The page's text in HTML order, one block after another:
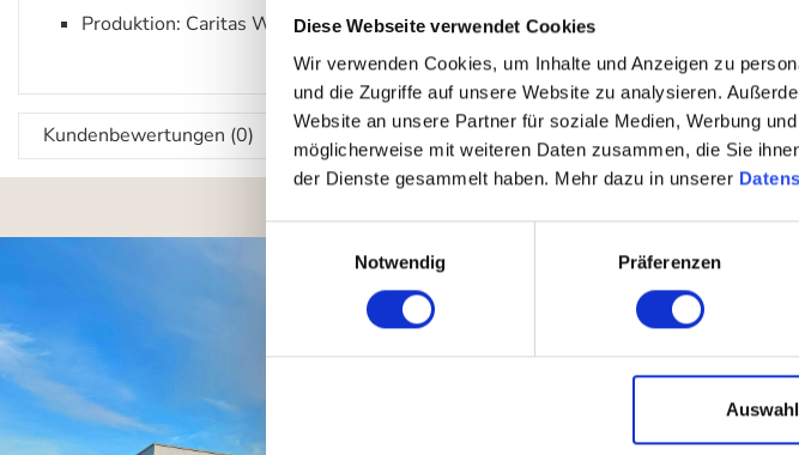
Diese Webseite verwendet Cookies
Wir verwenden Cookies, um Inhalte und Anzeigen zu
und die Zugriffe auf unsere Website zu analysieren.
Website an unsere Partner für soziale Medien, Werbung
möglicherweise mit weiteren Daten zusammen, die Sie
der Dienste gesammelt haben. Mehr dazu in unserer
Einwilligungsauswahl
Notwendig
Präferenzen
Produktion: Caritas Wendelstein Werkstätten/ Werk Raubling
Kundenbewertungen (0)